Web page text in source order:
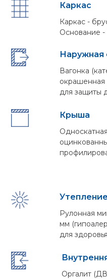
Наружная
Вагонка
окрашенная
для защиты
Оргалит
Утепление
Рулонная
мм
для
Каркас
Каркас -
Основание -
Крыша